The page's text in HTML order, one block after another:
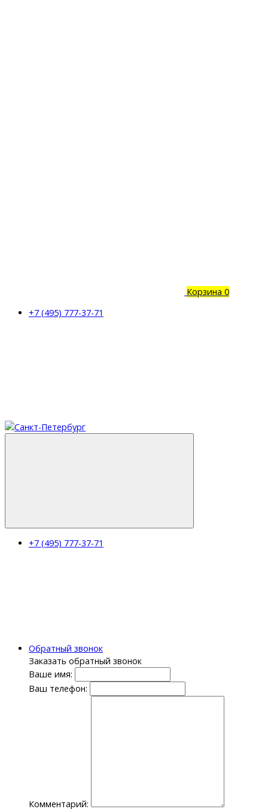
Корзина 0
+7 (495) 777-37-71
+7 (495) 777-37-71
Обратный звонок
Заказать обратный звонок
Ваше имя:
Ваш телефон:
Комментарий: